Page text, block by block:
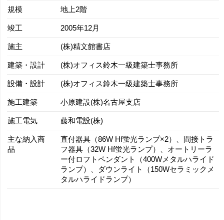
規模 地上2階
竣工 2005年12月
施主 (株)精文館書店
建築・設計 (株)オフィス鈴木一級建築士事務所
設備・設計 (株)オフィス鈴木一級建築士事務所
施工建築 小原建設(株)名古屋支店
施工電気 藤和電設(株)
主な納入商
品
直付器具（86W Hf蛍光ランプ×2）、間接トラ
フ器具（32W Hf蛍光ランプ）、オートリーラ
ー付ロフトペンダント（400Wメタルハライド
ランプ）、ダウンライト（150Wセラミックメ
タルハライドランプ）